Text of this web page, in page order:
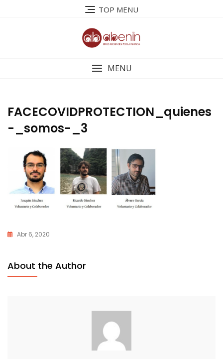
TOP MENU
MENU
FACECOVIDPROTECTION_quienes
-_somos-_3
Abr 6, 2020
About the Author